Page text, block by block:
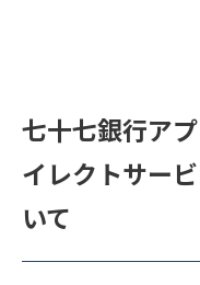
七十七銀行ア
イレクトサー
いて